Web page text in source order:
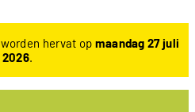
hervat op maandag 27 juli
2026.